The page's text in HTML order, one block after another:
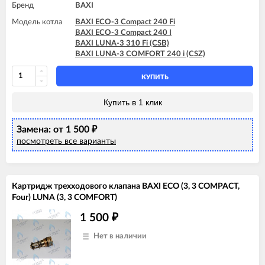
Бренд BAXI
Модель котла
BAXI ECO-3 Compact 240 Fi
BAXI ECO-3 Compact 240 I
BAXI LUNA-3 310 Fi (CSB)
BAXI LUNA-3 COMFORT 240 i (CSZ)
КУПИТЬ
Купить в 1 клик
Замена: от 1 500 ₽
посмотреть все варианты
Картридж трехходового клапана BAXI ECO (3, 3 COMPACT,
Four) LUNA (3, 3 COMFORT)
1 500 ₽
Нет в наличии